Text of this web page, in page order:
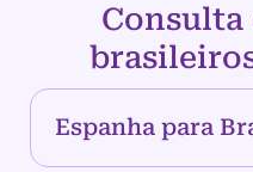
Espanha para